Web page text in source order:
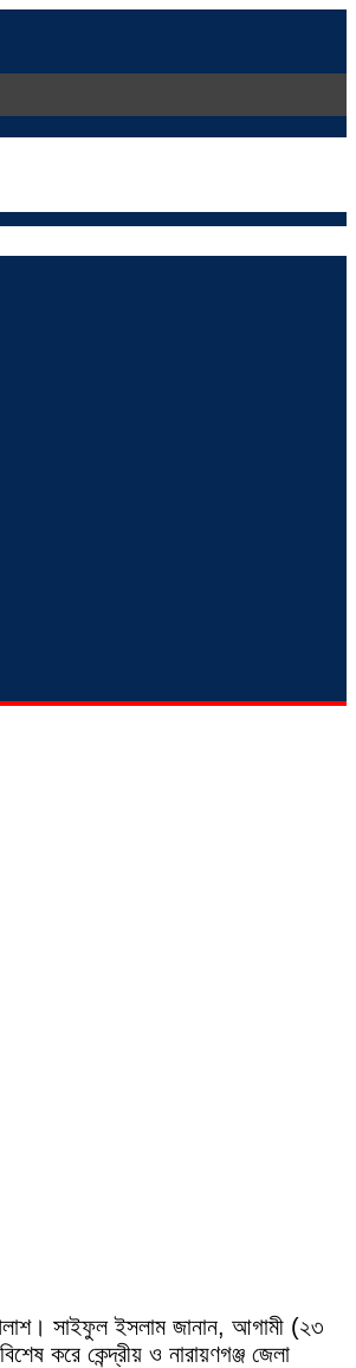
পলাশ। সাইফুল ইসলাম জানান, আগামী (২৩
করে কেন্দ্রীয় ও নারায়ণগঞ্জ জেলা